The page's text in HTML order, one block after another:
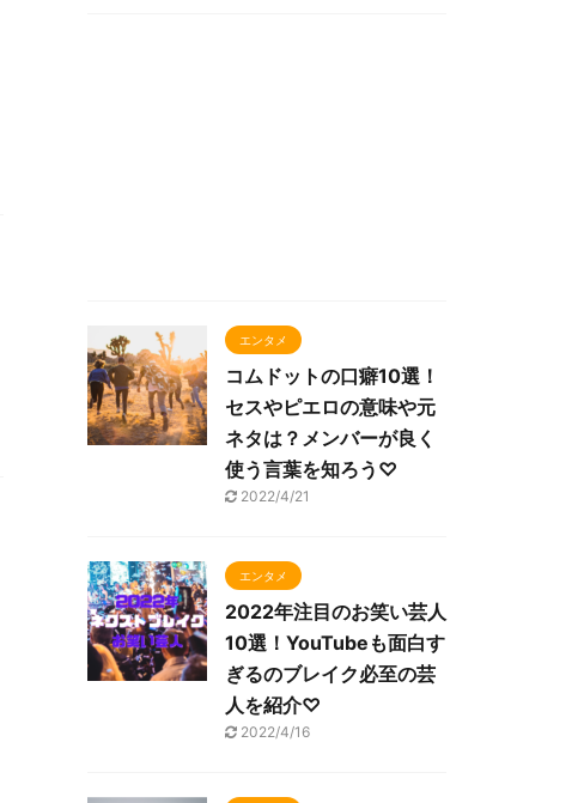
エンタメ
コムドットの口癖10選！
セスやピエロの意味や元
ネタは？メンバーが良く
使う言葉を知ろう♡
2022/4/21
エンタメ
2022年注目のお笑い芸人
10選！YouTubeも面白す
ぎるのブレイク必至の芸
人を紹介♡
2022/4/16